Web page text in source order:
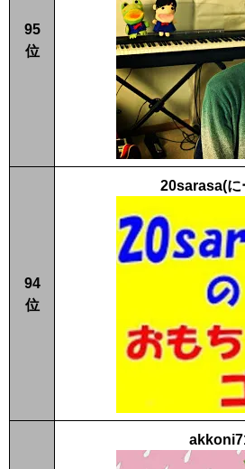
95
位
94
位
20sarasa(に